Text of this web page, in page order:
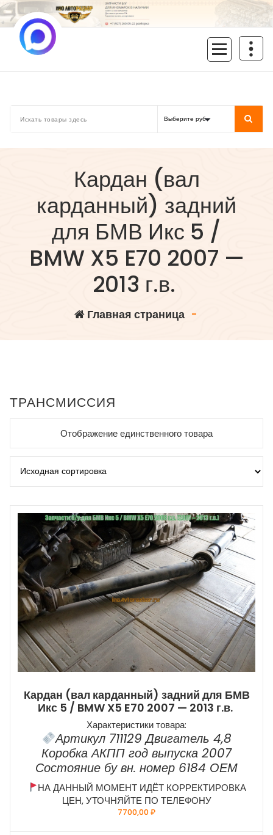
Перейти
к
содержимому
Кардан (вал
карданный) задний
для БМВ Икс 5 /
BMW X5 E70 2007 —
2013 г.в.
Главная страница-
ТРАНСМИССИЯ
Отображение единственного товара
Кардан (вал карданный) задний для БМВ
Икс 5 / BMW X5 E70 2007 — 2013 г.в.
Характеристики товара:
Артикул 711129 Двигатель 4,8
Коробка АКПП год выпуска 2007
Состояние бу вн. номер 6184 ОЕМ
НА ДАННЫЙ МОМЕНТ ИДЁТ КОРРЕКТИРОВКА
ЦЕН, УТОЧНЯЙТЕ ПО ТЕЛЕФОНУ
7700,00₽